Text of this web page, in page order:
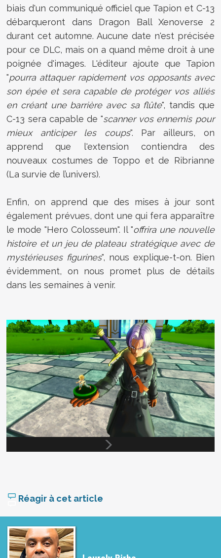
biais d'un communiqué officiel que Tapion et C-13
débarqueront dans Dragon Ball Xenoverse 2
durant cet automne. Aucune date n'est précisée
pour ce DLC, mais on a quand même droit à une
poignée d'images. L'éditeur ajoute que Tapion
"pourra attaquer rapidement vos opposants avec
son épée et sera capable de protéger vos alliés
en créant une barrière avec sa flûte", tandis que
C-13 sera capable de "scanner vos ennemis pour
mieux anticiper les coups". Par ailleurs, on
apprend que l'extension contiendra des
nouveaux costumes de Toppo et de Ribrianne
(La survie de l’univers).
Enfin, on apprend que des mises à jour sont
également prévues, dont une qui fera apparaître
le mode "Hero Colosseum". Il "offrira une nouvelle
histoire et un jeu de plateau stratégique avec de
mystérieuses figurines", nous explique-t-on. Bien
évidemment, on nous promet plus de détails
dans les semaines à venir.
Réagir à cet article